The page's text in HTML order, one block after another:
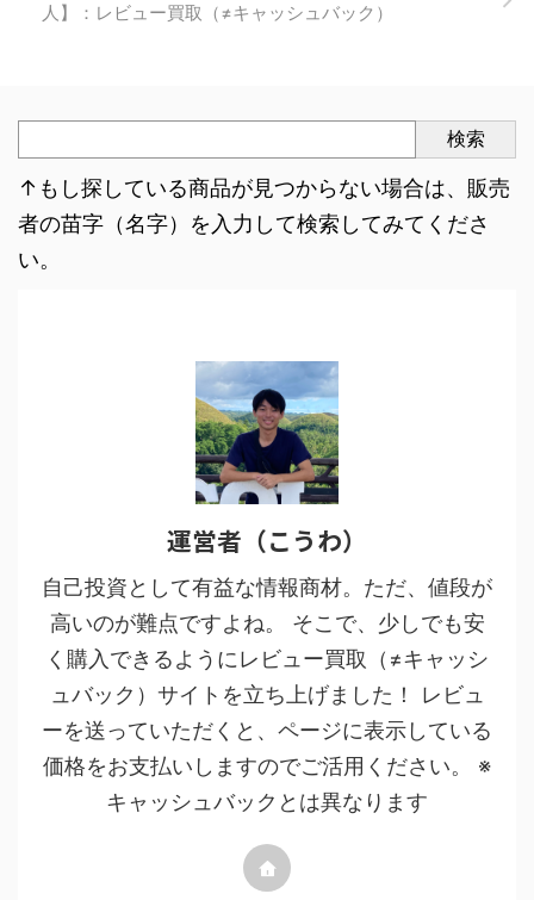
人】：レビュー買取（≠キャッシュバック）
検索
↑もし探している商品が見つからない場合は、販売
者の苗字（名字）を入力して検索してみてくださ
い。
運営者（こうわ）
自己投資として有益な情報商材。ただ、値段が
高いのが難点ですよね。 そこで、少しでも安
く購入できるようにレビュー買取（≠キャッシ
ュバック）サイトを立ち上げました！ レビュ
ーを送っていただくと、ページに表示している
価格をお支払いしますのでご活用ください。 ※
キャッシュバックとは異なります